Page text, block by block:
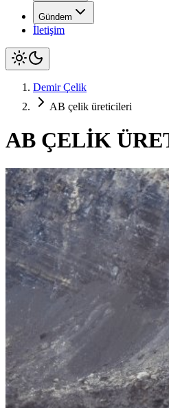
Gündem
İletişim
Demir Çelik
AB çelik üreticileri
AB ÇELİK